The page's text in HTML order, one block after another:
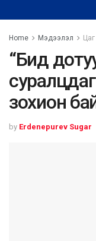
Home Мэдээлэл
“Бид
зохион
by Erdenepurev Sugar